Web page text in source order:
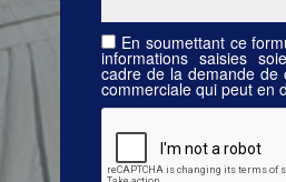
En soumettant ce
informations saisies
cadre de la demande de
commerciale qui peut en